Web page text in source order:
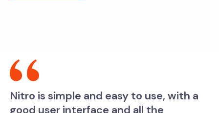
Nitro is simple and easy to use, with a
good user interface and all the